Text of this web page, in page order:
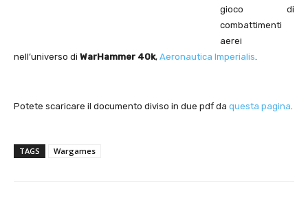
gioco di
combattimenti
aerei
nell’universo di WarHammer 40k, Aeronautica Imperialis.
Potete scaricare il documento diviso in due pdf da questa pagina.
TAGS Wargames